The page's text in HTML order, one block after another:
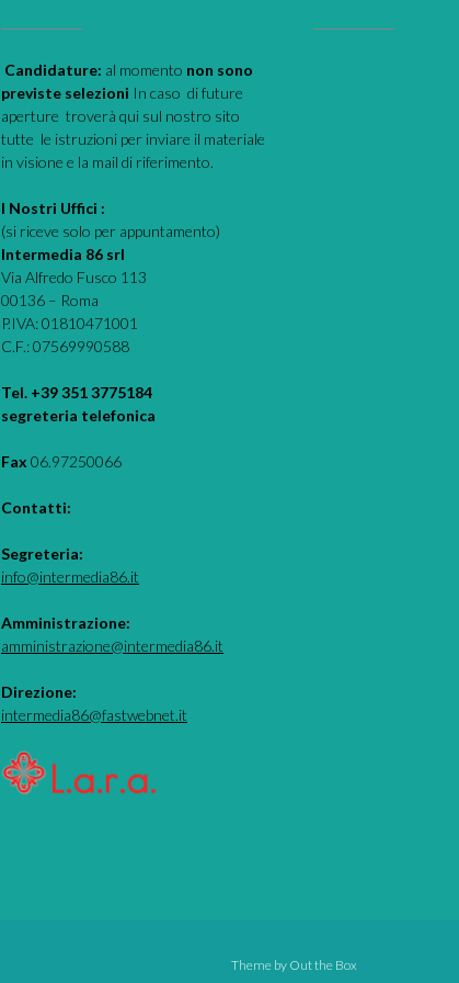
Candidature: al momento non sono
previste selezioni In caso di future
aperture troverà qui sul nostro sito
tutte le istruzioni per inviare il materiale
in visione e la mail di riferimento.
I Nostri Uffici :
(si riceve solo per appuntamento)
Intermedia 86 srl
Via Alfredo Fusco 113
00136 – Roma
P.IVA: 01810471001
C.F.: 07569990588
Tel. +39 351 3775184
segreteria telefonica
Fax 06.97250066
Contatti:
Segreteria:
info@intermedia86.it
Amministrazione:
amministrazione@intermedia86.it
Direzione:
intermedia86@fastwebnet.it
Theme by Out the Box